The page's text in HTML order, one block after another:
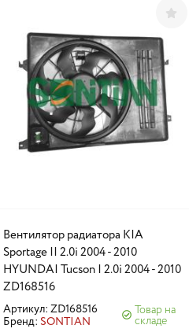
Вентилятор радиатора KIA
Sportage II 2.0i 2004 - 2010
HYUNDAI Tucson I 2.0i 2004 - 2010
ZD168516
Артикул: ZD168516
Бренд: SONTIAN
Товар на
складе